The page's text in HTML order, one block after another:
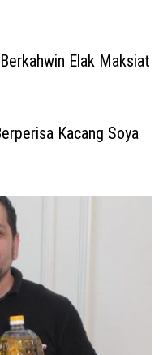
Elak Maksiat
Kacang Soya